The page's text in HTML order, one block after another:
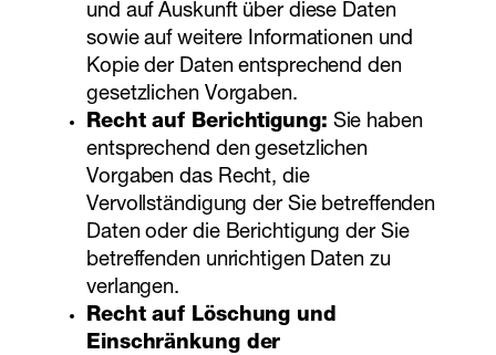
und auf Auskunft über diese Daten
sowie auf weitere Informationen und
Kopie der Daten entsprechend den
gesetzlichen Vorgaben.
Recht auf Berichtigung: Sie haben
entsprechend den gesetzlichen
Vorgaben das Recht, die
Vervollständigung der Sie betreffenden
Daten oder die Berichtigung der Sie
betreffenden unrichtigen Daten zu
verlangen.
Recht auf Löschung und
Einschränkung der